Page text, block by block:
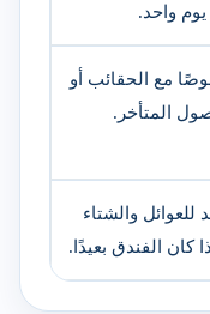
واحد.
مع الحقائب أو
المتأخر.
للعوائل والشتاء
كان الفندق بعيدًا.